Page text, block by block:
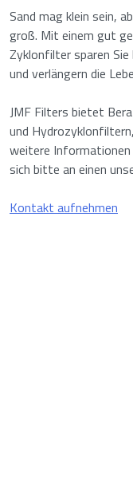
Sand mag klein sein,
groß. Mit einem gut
Zyklonfilter sparen
und verlängern die
JMF Filters bietet
und
weitere Informationen
sich bitte an einen
Kontakt aufnehmen